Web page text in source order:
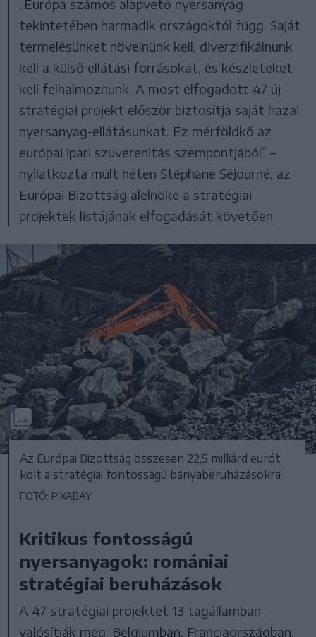
„Európa számos alapvető nyersanyag
tekintetében harmadik országoktól függ. Saját
termelésünket növelnünk kell, diverzifikálnunk
kell a külső ellátási forrásokat, és készleteket
kell felhalmoznunk. A most elfogadott 47 új
stratégiai projekt először biztosítja saját hazai
nyersanyag-ellátásunkat. Ez mérföldkő az
európai ipari szuverenitás szempontjából” –
nyilatkozta múlt héten Stéphane Séjourné, az
Európai Bizottság alelnöke a stratégiai
projektek listájának elfogadását követően.
Az Európai Bizottság összesen 22,5 milliárd eurót
költ a stratégiai fontosságú bányaberuházásokra
FOTÓ: PIXABAY
Kritikus fontosságú
nyersanyagok: romániai
stratégiai beruházások
A 47 stratégiai projektet 13 tagállamban
valósítják meg: Belgiumban, Franciaországban,